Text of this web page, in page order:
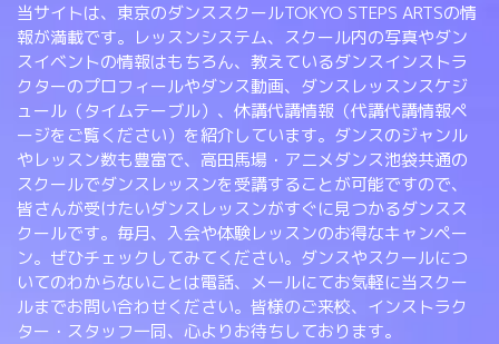
当サイトは、東京のダンススクールTOKYO STEPS ARTSの情
報が満載です。レッスンシステム、スクール内の写真やダン
スイベントの情報はもちろん、教えているダンスインストラ
クターのプロフィールやダンス動画、ダンスレッスンスケジ
ュール（タイムテーブル）、休講代講情報（代講代講情報ペ
ージをご覧ください）を紹介しています。ダンスのジャンル
やレッスン数も豊富で、高田馬場・アニメダンス池袋共通の
スクールでダンスレッスンを受講することが可能ですので、
皆さんが受けたいダンスレッスンがすぐに見つかるダンスス
クールです。毎月、入会や体験レッスンのお得なキャンペー
ン。ぜひチェックしてみてください。ダンスやスクールにつ
いてのわからないことは電話、メールにてお気軽に当スクー
ルまでお問い合わせください。皆様のご来校、インストラク
ター・スタッフ一同、心よりお待ちしております。